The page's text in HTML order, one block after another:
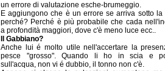
un errore di valutazione esche-brumeggio.
E aggiungono che è un errore se arriva sotto la
perché? Perché è più probabile che cada
a profondità maggiori, dove c'è meno luce ecc..
Il Gabbiano?
Anche lui é molto utile nell'accertare la
pesce "grosso". Quando li ho in scia e
sull'acqua, non vi é dubbio, il tonno non c'è.